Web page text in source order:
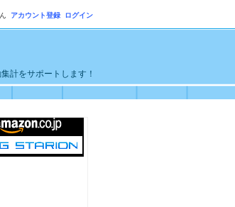
アカウント登録 ログイン
計をサポートします！